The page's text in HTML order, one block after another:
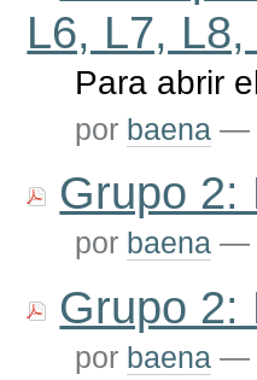
L6, L7,
Para abrir
por baena —
Grupo 2:
por baena —
Grupo 2:
por baena —